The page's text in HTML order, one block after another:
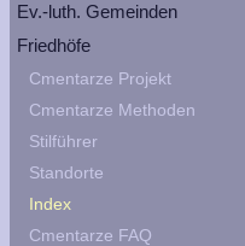
Ev.-luth. Gemeinden
Friedhöfe
Cmentarze Projekt
Cmentarze Methoden
Stilführer
Standorte
Index
Cmentarze FAQ